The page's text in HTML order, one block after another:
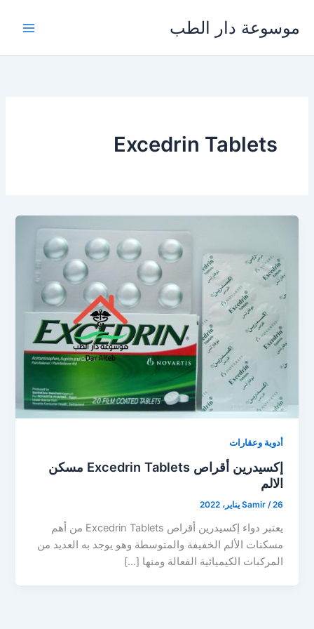
المحتوى
موسوعة دار الطب
Excedrin Tablets
أدوية وعقارات
إكسيدرين أقراص Excedrin Tablets مسكن
الالم
Samir /26 يناير، 2022
يعتبر دواء إكسيدرين أقراص Excedrin Tablets من أهم
مسكنات الألم الخفيفة والمتوسطة وهو يوجد به العديد من
المركبات الكيميائية الفعالة ومنها […]